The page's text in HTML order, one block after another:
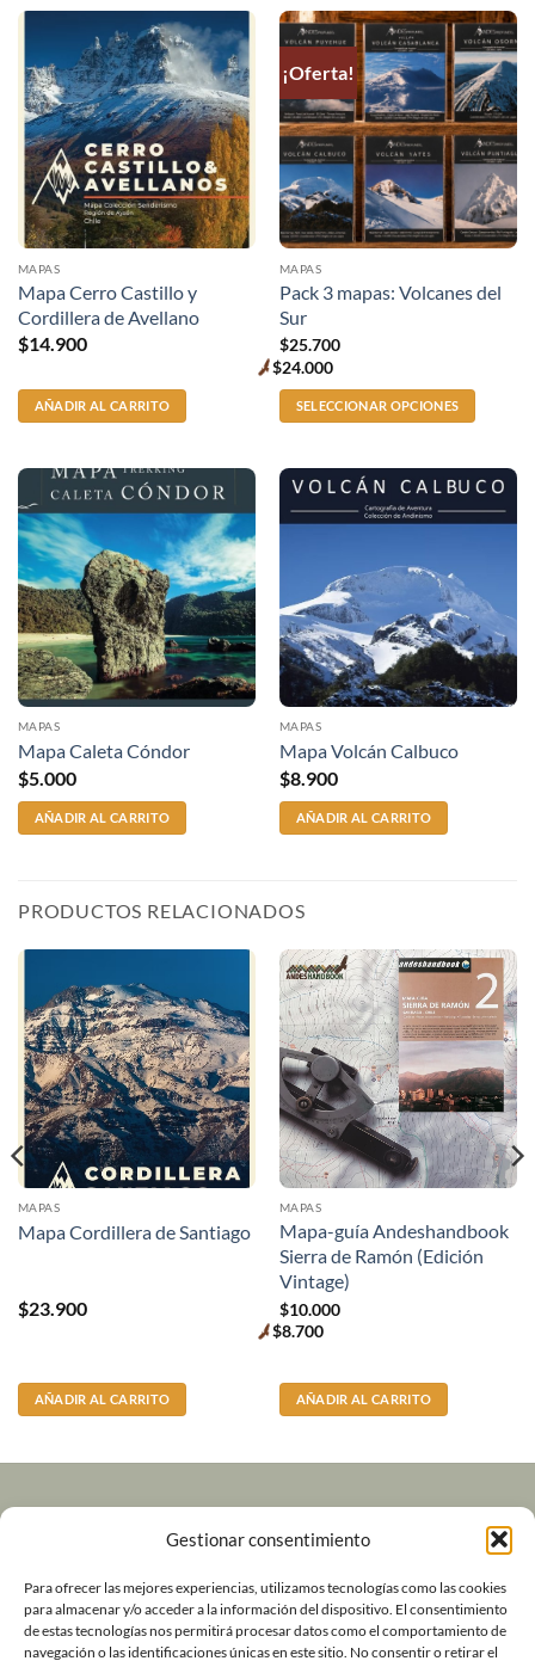
Gestionar consentimiento
Para ofrecer las mejores experiencias, utilizamos tecnologías como las cookies
para almacenar y/o acceder a la información del dispositivo. El consentimiento
de estas tecnologías nos permitirá procesar datos como el comportamiento de
navegación o las identificaciones únicas en este sitio. No consentir o retirar el
MAPAS
Mapa Cerro Castillo y
Cordillera de Avellano
$14.900
AÑADIR AL CARRITO
¡Oferta!
MAPAS
Pack 3 mapas: Volcanes del
Sur
$25.700
Premium
price
$24.000
SELECCIONAR OPCIONES
MAPAS
Mapa Caleta Cóndor
$5.000
AÑADIR AL CARRITO
MAPAS
Mapa Volcán Calbuco
$8.900
AÑADIR AL CARRITO
PRODUCTOS RELACIONADOS
MAPAS
Mapa Cordillera de Santiago
$23.900
AÑADIR AL CARRITO
MAPAS
Mapa-guía Andeshandbook
Sierra de Ramón (Edición
Vintage)
$10.000
Premium
$8.700
AÑADIR AL CARRITO
Política de Devoluciones y Garantía